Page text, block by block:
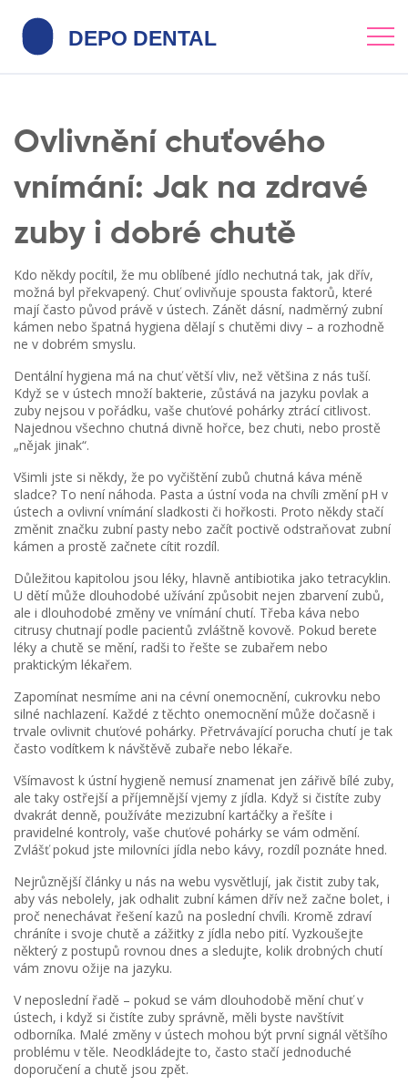
Ovlivnění chuťového
vnímání: Jak na zdravé
zuby i dobré chutě
Kdo někdy pocítil, že mu oblíbené jídlo nechutná tak, jak dřív,
možná byl překvapený. Chuť ovlivňuje spousta faktorů, které
mají často původ právě v ústech. Zánět dásní, nadměrný zubní
kámen nebo špatná hygiena dělají s chutěmi divy – a rozhodně
ne v dobrém smyslu.
Dentální hygiena má na chuť větší vliv, než většina z nás tuší.
Když se v ústech množí bakterie, zůstává na jazyku povlak a
zuby nejsou v pořádku, vaše chuťové pohárky ztrácí citlivost.
Najednou všechno chutná divně hořce, bez chuti, nebo prostě
„nějak jinak“.
Všimli jste si někdy, že po vyčištění zubů chutná káva méně
sladce? To není náhoda. Pasta a ústní voda na chvíli změní pH v
ústech a ovlivní vnímání sladkosti či hořkosti. Proto někdy stačí
změnit značku zubní pasty nebo začít poctivě odstraňovat zubní
kámen a prostě začnete cítit rozdíl.
Důležitou kapitolou jsou léky, hlavně antibiotika jako tetracyklin.
U dětí může dlouhodobé užívání způsobit nejen zbarvení zubů,
ale i dlouhodobé změny ve vnímání chutí. Třeba káva nebo
citrusy chutnají podle pacientů zvláštně kovově. Pokud berete
léky a chutě se mění, radši to řešte se zubařem nebo
praktickým lékařem.
Zapomínat nesmíme ani na cévní onemocnění, cukrovku nebo
silné nachlazení. Každé z těchto onemocnění může dočasně i
trvale ovlivnit chuťové pohárky. Přetrvávající porucha chutí je tak
často vodítkem k návštěvě zubaře nebo lékaře.
Všímavost k ústní hygieně nemusí znamenat jen zářivě bílé zuby,
ale taky ostřejší a příjemnější vjemy z jídla. Když si čistíte zuby
dvakrát denně, používáte mezizubní kartáčky a řešíte i
pravidelné kontroly, vaše chuťové pohárky se vám odmění.
Zvlášť pokud jste milovníci jídla nebo kávy, rozdíl poznáte hned.
Nejrůznější články u nás na webu vysvětlují, jak čistit zuby tak,
aby vás nebolely, jak odhalit zubní kámen dřív než začne bolet, i
proč nenechávat řešení kazů na poslední chvíli. Kromě zdraví
chráníte i svoje chutě a zážitky z jídla nebo pití. Vyzkoušejte
některý z postupů rovnou dnes a sledujte, kolik drobných chutí
vám znovu ožije na jazyku.
V neposlední řadě – pokud se vám dlouhodobě mění chuť v
ústech, i když si čistíte zuby správně, měli byste navštívit
odborníka. Malé změny v ústech mohou být první signál většího
problému v těle. Neodkládejte to, často stačí jednoduché
doporučení a chutě jsou zpět.